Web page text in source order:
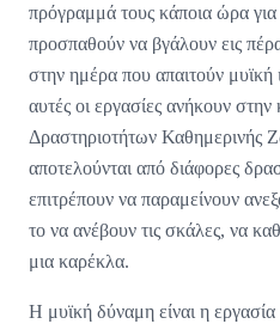
πρόγραμμά τους κάποια ώρα
προσπαθούν να βγάλουν εις
στην ημέρα που απαιτούν
αυτές οι εργασίες ανήκουν στην
Δραστηριοτήτων Καθημερινής
αποτελούνται από διάφορες
επιτρέπουν να παραμείνουν
το να ανέβουν τις σκάλες, να
μια καρέκλα.
Η μυϊκή δύναμη είναι η